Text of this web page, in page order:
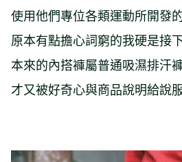
使用他們專位各類運動所開發
原本有點擔心詞窮的我硬是接
本來的內搭褲屬普通吸濕排汗
才又被好奇心與商品說明給說